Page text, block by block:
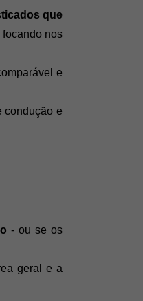
que
focando nos
e
condução e
- ou se os
geral e a